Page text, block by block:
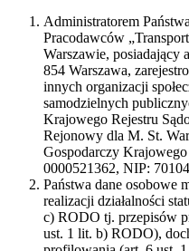
Administratorem
Pracodawców
Warszawie, posiadający
854 Warszawa,
innych organizacji
samodzielnych
Krajowego Rejestru
Rejonowy dla M. St.
Gospodarczy
0000521362, NIP:
Państwa dane osobowe
realizacji działalności
c) RODO tj. przepisów
ust. 1 lit. b) RODO),